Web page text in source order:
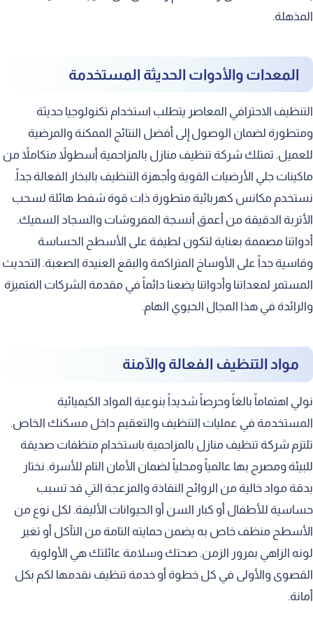
المذهلة.
المعدات والأدوات الحديثة المستخدمة
التنظيف الاحترافي المعاصر يتطلب استخدام تكنولوجيا حديثة
ومتطورة لضمان الوصول إلى أفضل النتائج الممكنة والمرضية
للعميل. تمتلك شركة تنظيف منازل بالمزاحمية أسطولاً متكاملاً من
ماكينات جلي الأرضيات القوية وأجهزة التنظيف بالبخار الفعالة جداً.
نستخدم مكانس كهربائية متطورة ذات قوة شفط هائلة لسحب
الأتربة الدقيقة من أعمق أنسجة المفروشات والسجاد السميك.
أدواتنا مصممة بعناية لتكون لطيفة على الأسطح الحساسة
وقاسية جداً على الأوساخ المتراكمة والبقع العنيدة الصعبة. التحديث
المستمر لمعداتنا وأدواتنا يضعنا دائماً في مقدمة الشركات المتميزة
والرائدة في هذا المجال الحيوي الهام.
مواد التنظيف الفعالة والآمنة
نولي اهتماماً بالغاً وحرصاً شديداً بنوعية المواد الكيميائية
المستخدمة في عمليات التنظيف والتعقيم داخل مسكنك الخاص.
تلتزم شركة تنظيف منازل بالمزاحمية باستخدام منظفات صديقة
للبيئة ومصرح بها عالمياً ومحلياً لضمان الأمان التام للأسرة. نختار
بدقة مواد خالية من الروائح النفاذة والمزعجة التي قد تسبب
حساسية للأطفال أو كبار السن أو الحيوانات الأليفة. لكل نوع من
الأسطح منظف خاص به يضمن حمايته التامة من التآكل أو تغير
لونه الزاهي بمرور الزمن. صحتك وسلامة عائلتك هي الأولوية
القصوى والأولى في كل خطوة أو خدمة تنظيف نقدمها لكم بكل
أمانة.